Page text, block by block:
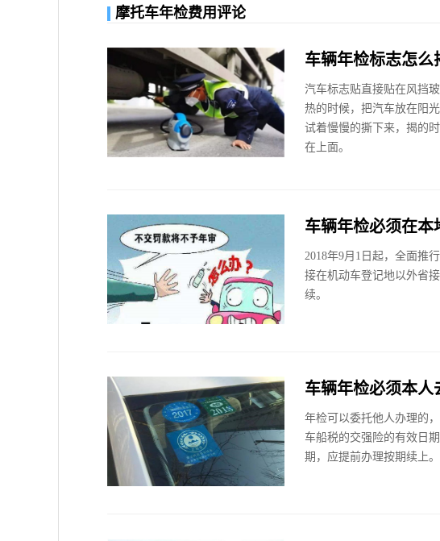
摩托车年检费用评论
车辆年检标志怎么
汽车标志贴直接贴在风挡
热的时候，把汽车放在阳
试着慢慢的撕下来，揭的
在上面。
车辆年检必须在本
2018年9月1日起，全面推
接在机动车登记地以外省
续。
车辆年检必须本人
年检可以委托他人办理的
车船税的交强险的有效日
期，应提前办理按期续上。